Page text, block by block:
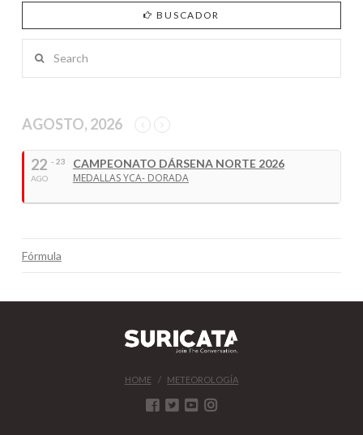
BUSCADOR
AGOSTO, 2026
22
AGO
- 23
CAMPEONATO DÁRSENA NORTE 2026
MEDALLAS YCA- DORADA
Fórmula
HOME METEOROLOGÍA